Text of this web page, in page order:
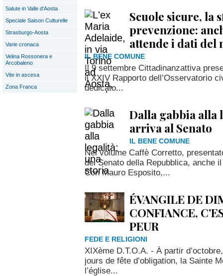
Salute in Valle d'Aosta
Speciale Saison Culturelle
Strasburgo-Aosta
Varie cronaca
Velina Rossonera e
Arcobaleno
Vite in ascesa
Zona Franca
Scuole sicure, la
prevenzione:
attende i dati del
IL BENE COMUNE
Il 9 settembre Cittadinanzattiva
il XXIV Rapporto dell’Osservatorio
dedicato...
Dalla gabbia alla
arriva al Senato
IL BENE COMUNE
Nel volume Caffè Corretto,
del Senato della Repubblica, anche
Con Mauro Esposito,...
ÉVANGILE DE
CONFIANCE,
PEUR
FEDE E RELIGIONI
XIXème D.T.O.A. - À partir
jours de fête d’obligation, la Sainte
l’église...